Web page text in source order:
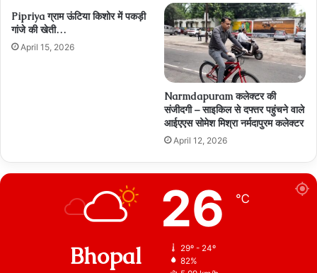
Pipriya ग्राम ऊंटिया किशोर में पकड़ी
गांजे की खेती…
April 15, 2026
Narmdapuram कलेक्टर की
संजीदगी – साइकिल से दफ्तर पहुंचने वाले
आईएएस सोमेश मिश्रा नर्मदापुरम कलेक्टर
April 12, 2026
Bhopal
26 ℃
29º - 24º
82%